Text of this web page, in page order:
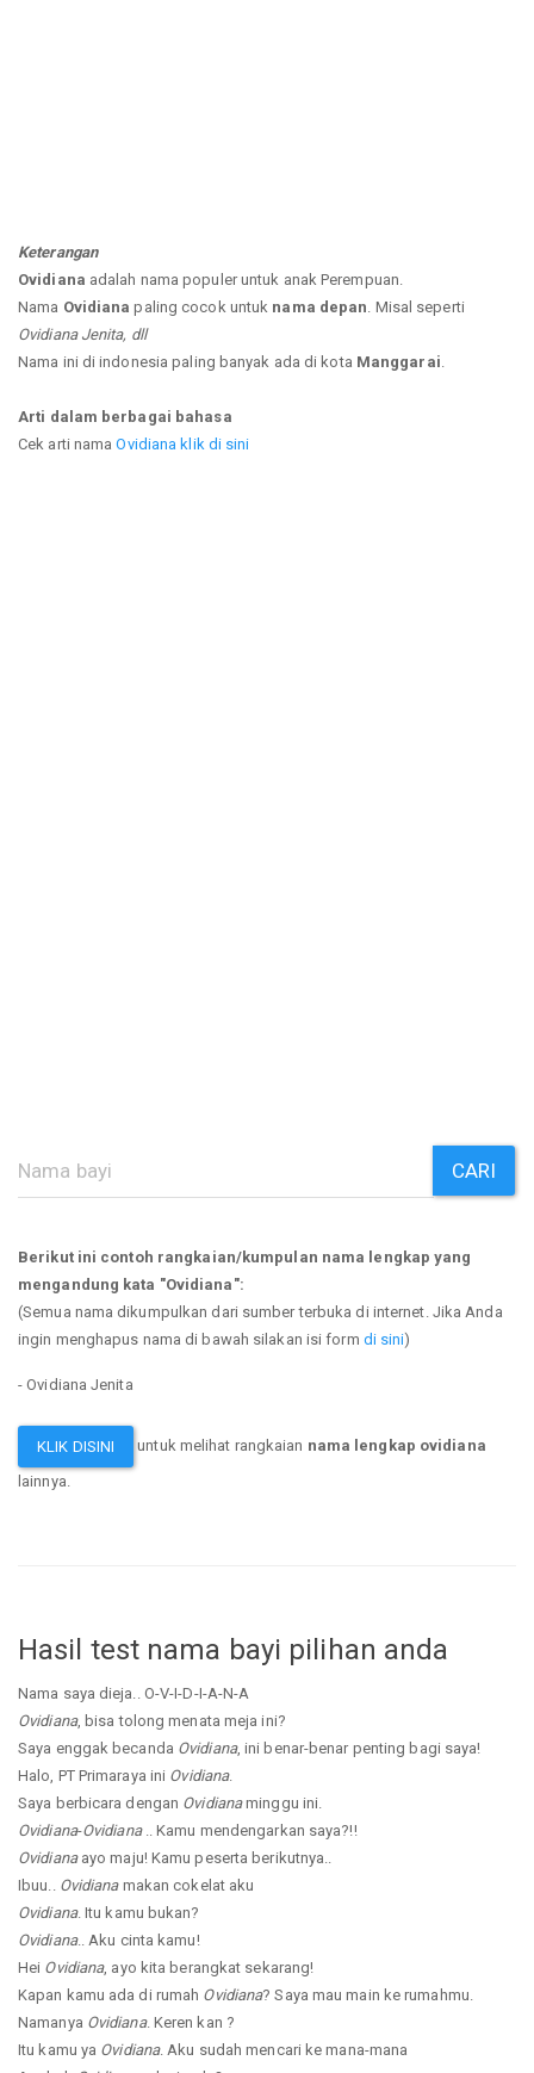
Keterangan
Ovidiana adalah nama populer untuk anak Perempuan.
Nama Ovidiana paling cocok untuk nama depan . Misal seperti
Ovidiana Jenita, dll
Nama ini di indonesia paling banyak ada di kota Manggarai
Arti dalam berbagai bahasa
Cek arti namaOvidiana klik di sini
CARI
Berikut ini contoh rangkaian/kumpulan nama lengkap yang
mengandung kata "Ovidiana":
(Semua nama dikumpulkan dari sumber terbuka di internet. Jika Anda
ingin menghapus nama di bawah silakan isi form di sini)
- Ovidiana Jenita
KLIK DISINI untuk melihat rangkaian nama lengkap ovidiana
lainnya.
Hasil test nama bayi pilihan anda
Nama saya dieja.. O-V-I-D-I-A-N-A
Ovidiana, bisa tolong menata meja ini?
Saya enggak becanda Ovidiana, ini benar-benar penting bagi saya!
Halo, PT Primaraya ini Ovidiana.
Saya berbicara dengan Ovidianaminggu ini.
Ovidiana-Ovidiana.. Kamu mendengarkan saya?!!
Ovidianaayo maju! Kamu peserta berikutnya..
Ibuu.. Ovidianamakan cokelat aku
Ovidiana. Itu kamu bukan?
Ovidiana.. Aku cinta kamu!
Hei Ovidiana, ayo kita berangkat sekarang!
Kapan kamu ada di rumah Ovidiana? Saya mau main ke rumahmu.
Namanya Ovidiana. Keren kan ?
Itu kamu ya Ovidiana. Aku sudah mencari ke mana-mana